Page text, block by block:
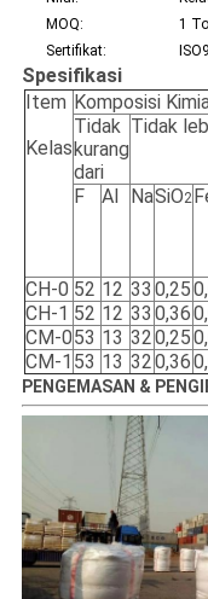
MOQ:
1
Sertifikat:
Spesifikasi
Item
Kelas
Komposisi
Tidak
kurang
dari
Tidak
F Al NaSiO2
CH-0 52 12 33 0,25
CH-1 52 12 33 0,36
CM-053 13 320,25
CM-1 53 13 320,36
PENGEMASAN &